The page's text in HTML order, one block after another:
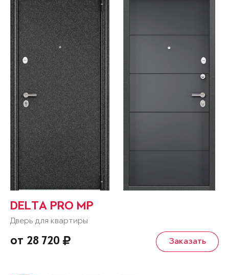
DELTA PRO MP
Дверь для квартиры
от 28 720 Заказать